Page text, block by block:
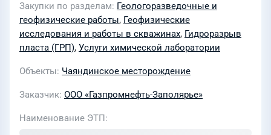
выравниванию профиля
приемистости нагнетательных и
профиля притока добывающих
скважин на Чаяндинском НГКМ" для
в 2026-2028гг
Закупки по разделам Геологоразведочные и
геофизические работы, Геофизические
исследования и работы в скважинах, Гидроразрыв
пласта (ГРП), Услуги химической лаборатории
Объекты Чаяндинское месторождение
Заказчик ООО «Газпромнефть-Заполярье»
Наименование ЭТП